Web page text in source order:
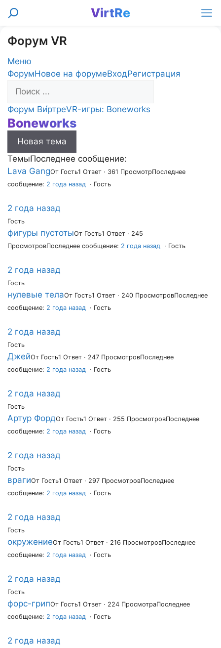
Перейти
VirtRe
Поиск
Форум VR
Меню
Навигация
Форума
ФорумНовое на форумеВходРегистрация
Форум
breadcrumbs
-
Вы
здесь:
Форум Ви́ртреVR-игры: Boneworks
Boneworks
Новая тема
ТемыПоследнее сообщение:
Lava GangОт Гость1 Ответ · 361 ПросмотрПоследнее
сообщение: 2 года назад · Гость
2 года назад
Гость
фигуры пустотыОт Гость1 Ответ · 245
ПросмотровПоследнее сообщение: 2 года назад · Гость
2 года назад
Гость
нулевые телаОт Гость1 Ответ · 240 ПросмотровПоследнее
сообщение: 2 года назад · Гость
2 года назад
Гость
ДжейОт Гость1 Ответ · 247 ПросмотровПоследнее
сообщение: 2 года назад · Гость
2 года назад
Гость
Артур ФордОт Гость1 Ответ · 255 ПросмотровПоследнее
сообщение: 2 года назад · Гость
2 года назад
Гость
врагиОт Гость1 Ответ · 297 ПросмотровПоследнее
сообщение: 2 года назад · Гость
2 года назад
Гость
окружениеОт Гость1 Ответ · 216 ПросмотровПоследнее
сообщение: 2 года назад · Гость
2 года назад
Гость
форс-грипОт Гость1 Ответ · 224 ПросмотраПоследнее
сообщение: 2 года назад · Гость
2 года назад